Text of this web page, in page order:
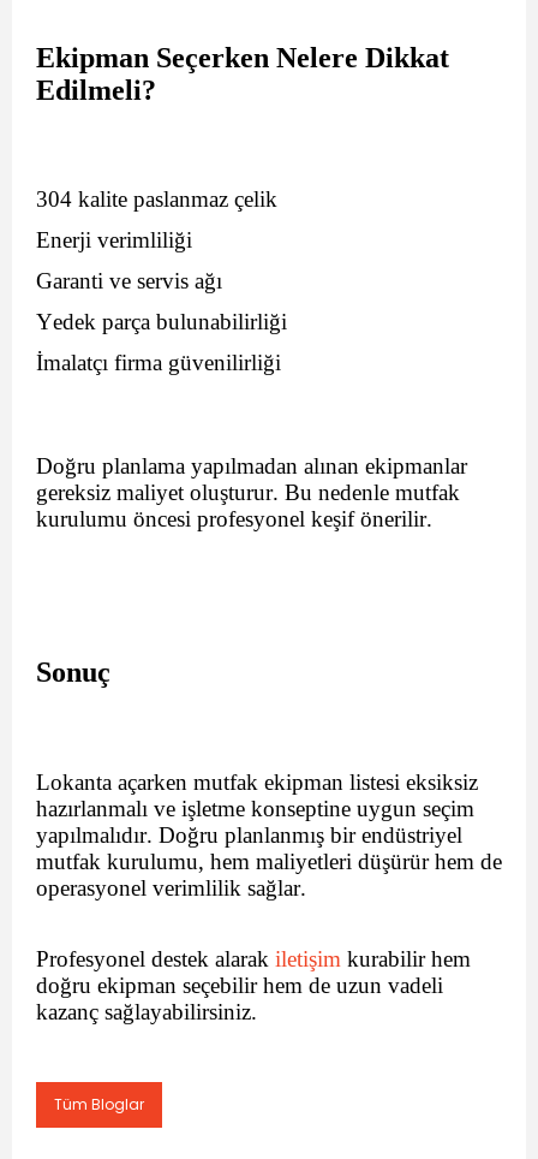
Ekipman Seçerken Nelere Dikkat
Edilmeli?
304 kalite paslanmaz çelik
Enerji verimliliği
Garanti ve servis ağı
Yedek parça bulunabilirliği
İmalatçı firma güvenilirliği
Doğru planlama yapılmadan alınan ekipmanlar
gereksiz maliyet oluşturur. Bu nedenle mutfak
kurulumu öncesi profesyonel keşif önerilir.
Sonuç
Lokanta açarken mutfak ekipman listesi eksiksiz
hazırlanmalı ve işletme konseptine uygun seçim
yapılmalıdır. Doğru planlanmış bir endüstriyel
mutfak kurulumu, hem maliyetleri düşürür hem de
operasyonel verimlilik sağlar.
Profesyonel destek alarak iletişim kurabilir hem
doğru ekipman seçebilir hem de uzun vadeli
kazanç sağlayabilirsiniz.
Tüm Bloglar